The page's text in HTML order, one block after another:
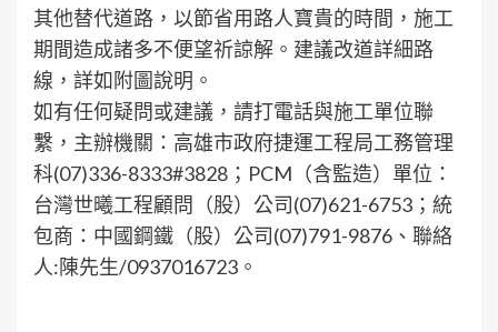
其他替代道路，以節省用路人寶貴的時間，施工
期間造成諸多不便望祈諒解。建議改道詳細路
線，詳如附圖說明。
如有任何疑問或建議，請打電話與施工單位聯
繫，主辦機關：高雄市政府捷運工程局工務管理
科(07)336-8333#3828；PCM（含監造）單位：
台灣世曦工程顧問（股）公司(07)621-6753；統
包商：中國鋼鐵（股）公司(07)791-9876、聯絡
人:陳先生/0937016723。